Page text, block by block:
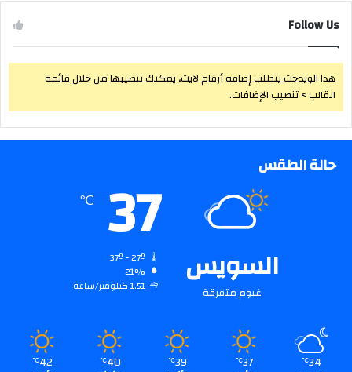
Follow Us
هذا الويدجت يتطلب إضافة أرقام لايت، يمكنك تنصيبها من خلال قائمة
القالب > تنصيب الإضافات.
حالة الطقس
السويس
غيوم متفرقة
37
℃
21%
1.51 كيلومتر/ساعة
34
℃
37
℃
39
℃
40
℃
42
℃